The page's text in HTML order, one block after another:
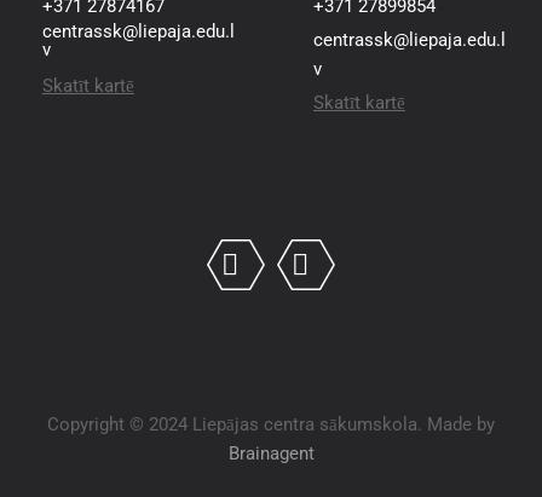
+371 27874167
centrassk@liepaja.edu.l
v
Skatīt kartē
+371 27899854
centrassk@liepaja.edu.l
v
Skatīt kartē
Copyright © 2024 Liepājas centra sākumskola. Made by
Brainagent